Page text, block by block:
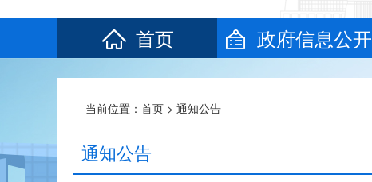
首页 政府信息公开
当前位置： 首页 > 通知公告
通知公告